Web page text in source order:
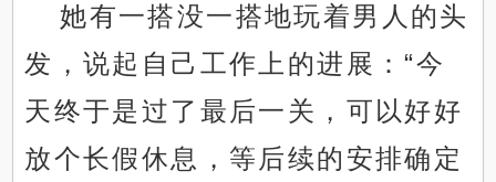
她有一搭没一搭地玩着男人的头
发，说起自己工作上的进展：“今
天终于是过了最后一关，可以好好
放个长假休息，等后续的安排确定